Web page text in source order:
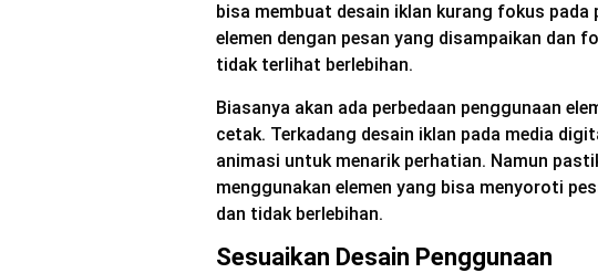
bisa membuat desain iklan kurang fokus pada
elemen dengan pesan yang disampaikan dan
tidak terlihat berlebihan.
Biasanya akan ada perbedaan penggunaan
cetak. Terkadang desain iklan pada media
animasi untuk menarik perhatian. Namun
menggunakan elemen yang bisa menyoroti
dan tidak berlebihan.
Sesuaikan Desain Penggunaan